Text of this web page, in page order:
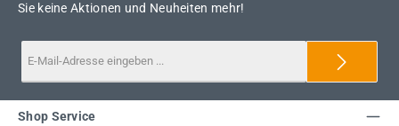
Sie keine Aktionen und Neuheiten mehr!
Shop Service